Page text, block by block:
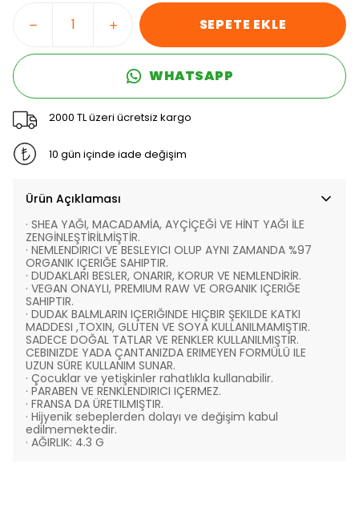
SEPETE EKLE
WHATSAPP
2000 TL üzeri ücretsiz kargo
10 gün içinde iade değişim
Ürün Açıklaması
· SHEA YAĞI, MACADAMİA, AYÇİÇEĞİ VE HİNT YAĞI İLE
ZENGİNLEŞTİRİLMİŞTİR.
· NEMLENDIRICI VE BESLEYICI OLUP AYNI ZAMANDA %97
ORGANIK IÇERIĞE SAHIPTIR.
· DUDAKLARI BESLER, ONARIR, KORUR VE NEMLENDİRİR.
· VEGAN ONAYLI, PREMIUM RAW VE ORGANIK IÇERIĞE
SAHIPTIR.
· DUDAK BALMLARIN IÇERIĞINDE HIÇBIR ŞEKILDE KATKI
MADDESI ,TOXIN, GLUTEN VE SOYA KULLANILMAMIŞTIR.
SADECE DOĞAL TATLAR VE RENKLER KULLANILMIŞTIR.
CEBINIZDE YADA ÇANTANIZDA ERIMEYEN FORMÜLÜ ILE
UZUN SÜRE KULLANIM SUNAR.
· Çocuklar ve yetişkinler rahatlıkla kullanabilir.
· PARABEN VE RENKLENDIRICI IÇERMEZ.
· FRANSA DA ÜRETILMIŞTIR.
· Hijyenik sebeplerden dolayı ve değişim kabul
edilmemektedir.
· AĞIRLIK: 4.3 G